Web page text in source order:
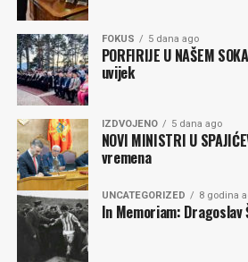
FOKUS 5 dana ago
PORFIRIJE U NAŠEM
uvijek
IZDVOJENO 5 dana ago
NOVI MINISTRI U
vremena
UNCATEGORIZED 8 godina
In Memoriam: Dragoslav